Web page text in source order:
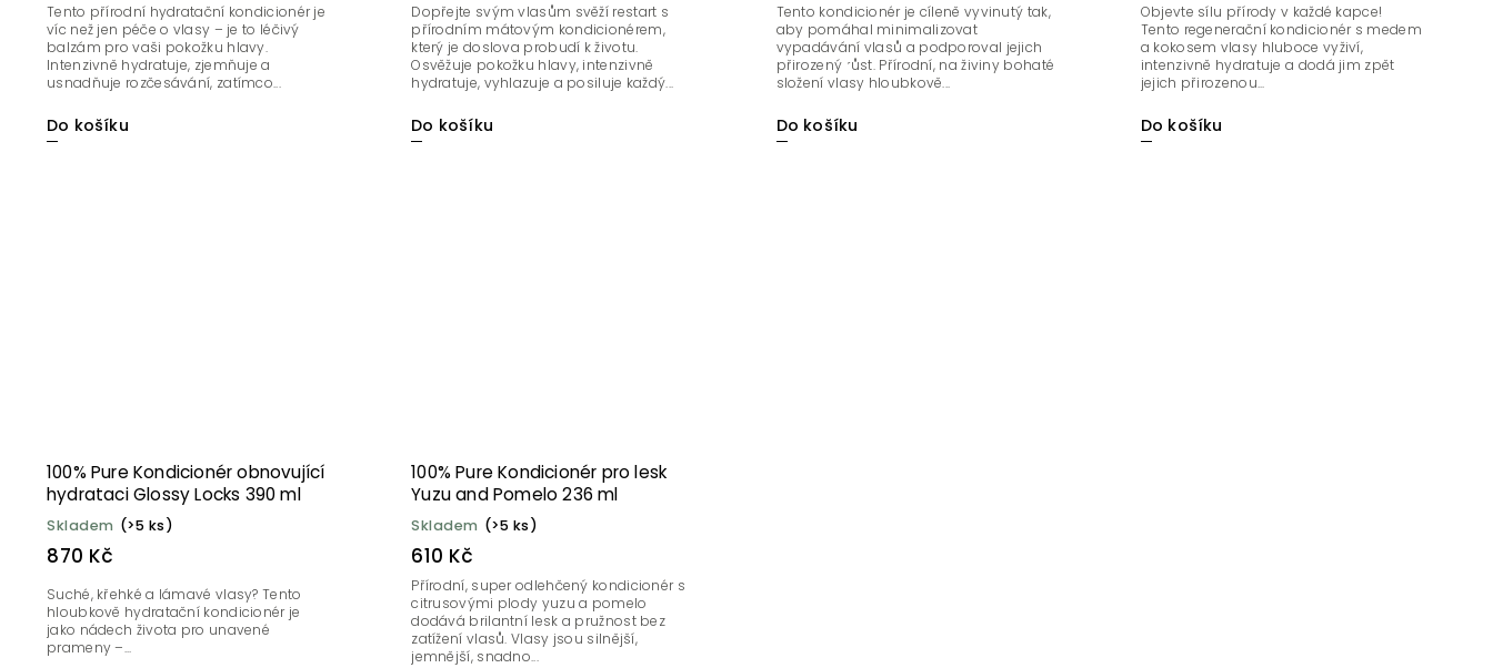
Do košíku
Tento přírodní hydratační kondicionér je
víc než jen péče o vlasy – je to léčivý
balzám pro vaši pokožku hlavy.
Intenzivně hydratuje, zjemňuje a
usnadňuje rozčesávání, zatímco...
Do košíku
Dopřejte svým vlasům svěží restart s
přírodním mátovým kondicionérem,
který je doslova probudí k životu.
Osvěžuje pokožku hlavy, intenzivně
hydratuje, vyhlazuje a posiluje každý...
Do košíku
Tento kondicionér je cíleně vyvinutý tak,
aby pomáhal minimalizovat
vypadávání vlasů a podporoval jejich
přirozený růst. Přírodní, na živiny bohaté
složení vlasy hloubkově...
Do košíku
Objevte sílu přírody v každé kapce!
Tento regenerační kondicionér s medem
a kokosem vlasy hluboce vyživí,
intenzivně hydratuje a dodá jim zpět
jejich přirozenou...
100% Pure Kondicionér obnovující
hydrataci Glossy Locks 390 ml
Skladem (>5 ks)
870 Kč
Suché, křehké a lámavé vlasy? Tento
hloubkově hydratační kondicionér je
jako nádech života pro unavené
prameny –...
100% Pure Kondicionér pro lesk
Yuzu and Pomelo 236 ml
Skladem (>5 ks)
610 Kč
Přírodní, super odlehčený kondicionér s
citrusovými plody yuzu a pomelo
dodává brilantní lesk a pružnost bez
zatížení vlasů. Vlasy jsou silnější,
jemnější, snadno...